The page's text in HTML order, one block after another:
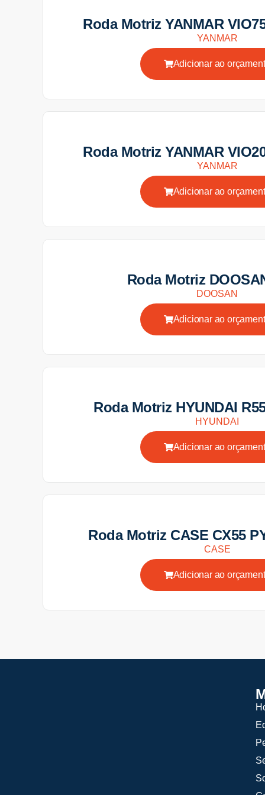
Roda Motriz YANMAR
YANMAR
Adicionar ao
Roda Motriz YANMAR
YANMAR
Adicionar ao
Roda Motriz
DOOSAN
Adicionar ao
Roda Motriz HYUNDAI
HYUNDAI
Adicionar ao
Roda Motriz CASE CX55
CASE
Adicionar ao